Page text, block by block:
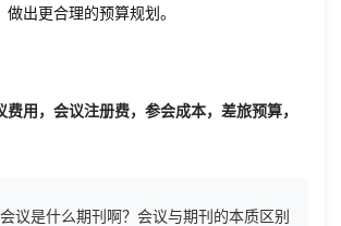
出更合理的预算规划。
费用，会议注册费，参会成本，差旅预算，
议是什么期刊啊？会议与期刊的本质区别